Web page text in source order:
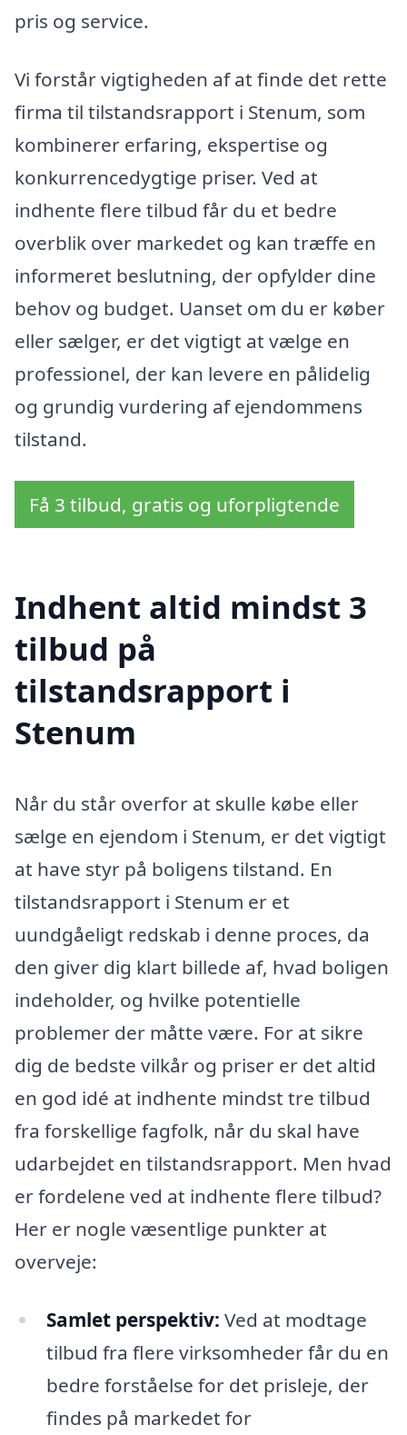
pris og service.
Vi forstår vigtigheden af at finde det rette
firma til tilstandsrapport i Stenum, som
kombinerer erfaring, ekspertise og
konkurrencedygtige priser. Ved at
indhente flere tilbud får du et bedre
overblik over markedet og kan træffe en
informeret beslutning, der opfylder dine
behov og budget. Uanset om du er køber
eller sælger, er det vigtigt at vælge en
professionel, der kan levere en pålidelig
og grundig vurdering af ejendommens
tilstand.
Få 3 tilbud, gratis og uforpligtende
Indhent altid mindst 3
tilbud på
tilstandsrapport i
Stenum
Når du står overfor at skulle købe eller
sælge en ejendom i Stenum, er det vigtigt
at have styr på boligens tilstand. En
tilstandsrapport i Stenum er et
uundgåeligt redskab i denne proces, da
den giver dig klart billede af, hvad boligen
indeholder, og hvilke potentielle
problemer der måtte være. For at sikre
dig de bedste vilkår og priser er det altid
en god idé at indhente mindst tre tilbud
fra forskellige fagfolk, når du skal have
udarbejdet en tilstandsrapport. Men hvad
er fordelene ved at indhente flere tilbud?
Her er nogle væsentlige punkter at
overveje:
Samlet perspektiv: Ved at modtage
tilbud fra flere virksomheder får du en
bedre forståelse for det prisleje, der
findes på markedet for